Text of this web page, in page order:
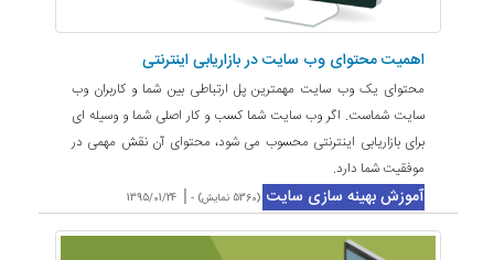
اهمیت محتوای وب سایت در بازاریابی اینترنتی
محتوای یک وب سایت مهمترین پل ارتباطی بین شما و کاربران وب
سایت شماست. اگر وب سایت شما کسب و کار اصلی شما و وسیله ای
برای بازاریابی اینترنتی محسوب می شود، محتوای آن نقش مهمی در
موفقیت شما دارد.
آموزش بهینه سازی سایت (5360 نمایش) - |
1395/01/24